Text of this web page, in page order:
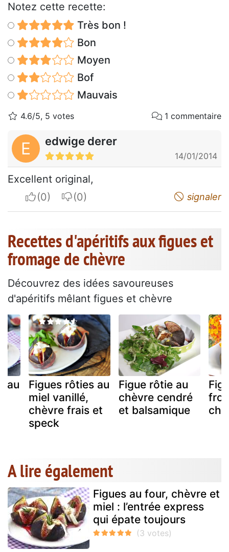
Notez cette recette:
Très bon !
Bon
Moyen
Bof
Mauvais
4.6/5, 5 votes 1 commentaire
E edwige derer
14/01/2014
Excellent original,
I apreciateI do not appreciate signaler
Recettes d'apéritifs aux figues et
fromage de chèvre
Découvrez des idées savoureuses
d'apéritifs mêlant figues et chèvre
au
Figues rôties au
miel vanillé,
chèvre frais et
speck
Figue rôtie au
chèvre cendré
et balsamique
A lire également
Figues au four, chèvre et
miel : l’entrée express
qui épate toujours